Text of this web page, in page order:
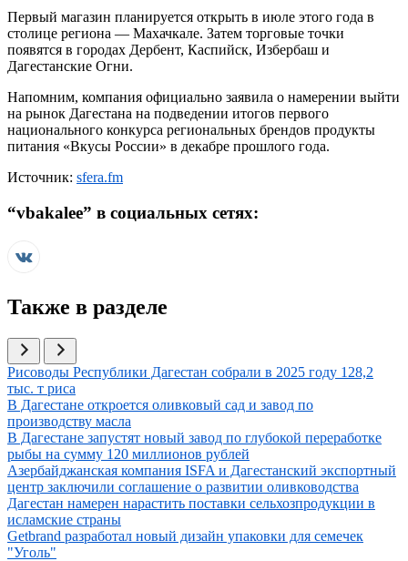
Первый магазин планируется открыть в июле этого года в
столице региона — Махачкале. Затем торговые точки
появятся в городах Дербент, Каспийск, Избербаш и
Дагестанские Огни.
Напомним, компания официально заявила о намерении выйти
на рынок Дагестана на подведении итогов первого
национального конкурса региональных брендов продукты
питания «Вкусы России» в декабре прошлого года.
Источник: sfera.fm
“vbakalee” в социальных сетях:
Также в разделе
Иллюстрация новости
Рисоводы Республики Дагестан собрали в 2025 году 128,2
тыс. т риса
Иллюстрация новости
В Дагестане откроется оливковый сад и завод по
производству масла
Иллюстрация новости
В Дагестане запустят новый завод по глубокой переработке
рыбы на сумму 120 миллионов рублей
Иллюстрация новости
Азербайджанская компания ISFA и Дагестанский экспортный
центр заключили соглашение о развитии оливководства
Иллюстрация новости
Дагестан намерен нарастить поставки сельхозпродукции в
исламские страны
Иллюстрация новости
Getbrand разработал новый дизайн упаковки для семечек
"Уголь"